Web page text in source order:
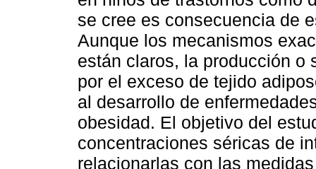
se cree es consecuencia de
Aunque los mecanismos
están claros, la producción o
por el exceso de tejido
al desarrollo de
obesidad. El objetivo del
concentraciones séricas de
relacionarlas con las